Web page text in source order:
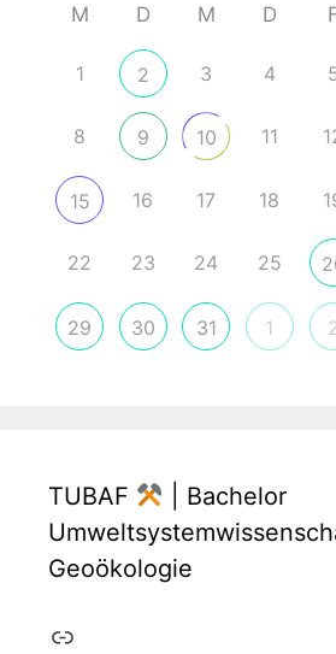
M D M D
1 2 3 4
8 9 10 11
15 16 17 18
22 23 24 25
29 30 31 1
TUBAF
| Bachelor
Geoökologie
Link